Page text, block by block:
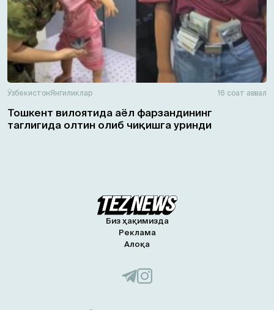
ЎзбекистонЯнгиликлар 16 соат аввал
Тошкент вилоятида аёл фарзандининг
таглигида олтин олиб чиқишга уринди
Биз ҳақимизда
Реклама
Алоқа